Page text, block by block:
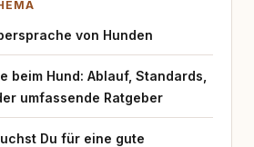
von Hunden
beim Hund: Ablauf, Standards,
umfassende Ratgeber
Du für eine gute